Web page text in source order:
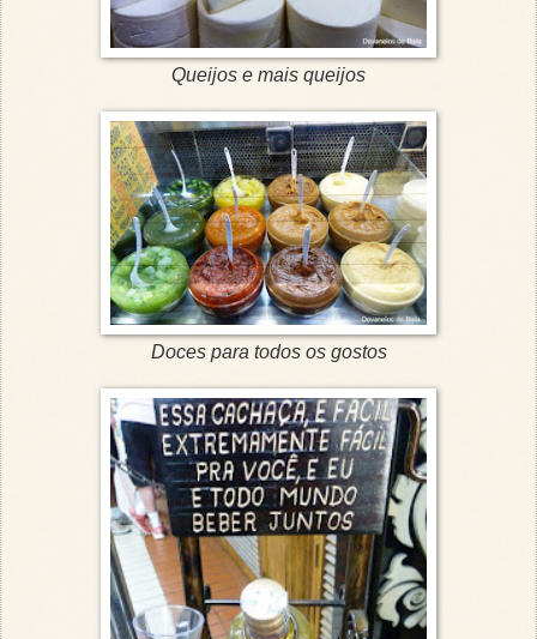
Queijos e mais queijos
Doces para todos os gostos